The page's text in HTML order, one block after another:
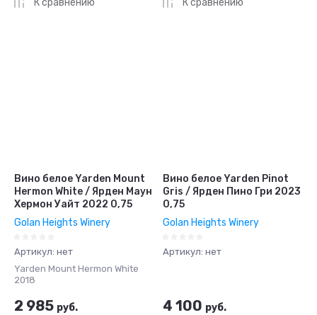
Вино белое Yarden Mount
Hermon White / Ярден Маун
Хермон Уайт 2022 0,75
Golan Heights Winery
Артикул: нет
Yarden Mount Hermon White
2018
2 985 руб.
Вино белое Yarden Pinot
Gris / Ярден Пино Гри 2023
0,75
Golan Heights Winery
Артикул: нет
4 100 руб.